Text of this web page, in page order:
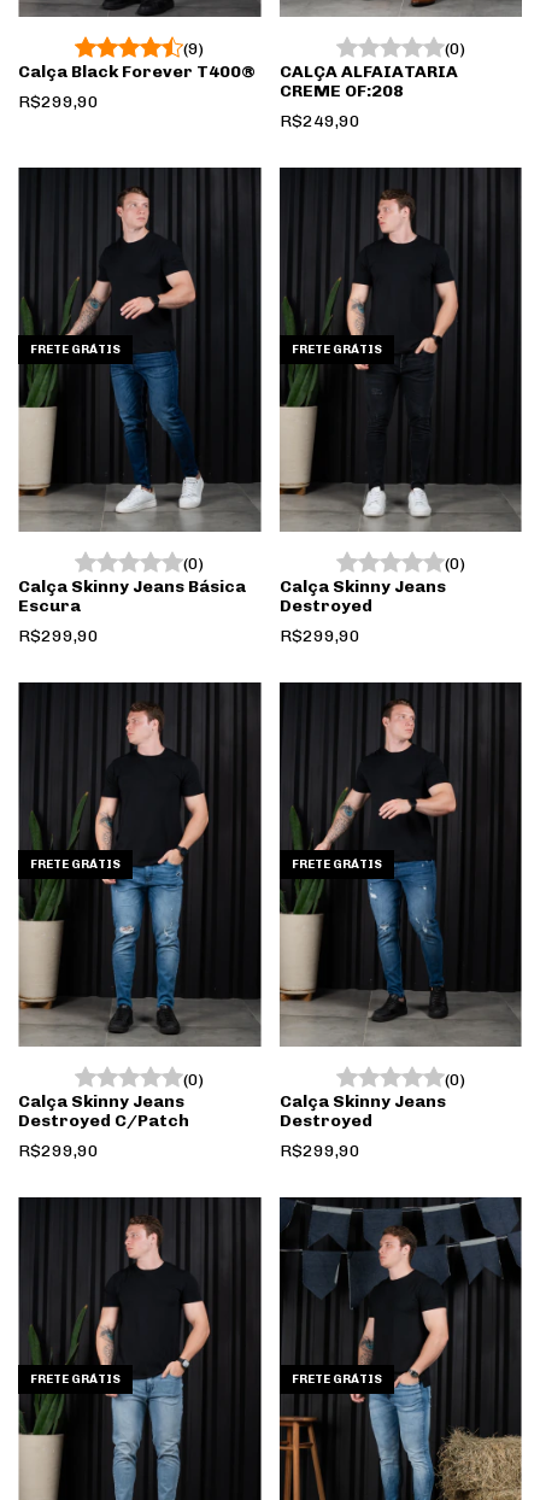
(9)
Calça Black Forever T400®️
R$299,90
(0)
CALÇA ALFAIATARIA
CREME OF:208
R$249,90
FRETE GRÁTIS
(0)
Calça Skinny Jeans Básica
Escura
R$299,90
FRETE GRÁTIS
(0)
Calça Skinny Jeans
Destroyed
R$299,90
FRETE GRÁTIS
(0)
Calça Skinny Jeans
Destroyed C/Patch
R$299,90
FRETE GRÁTIS
(0)
Calça Skinny Jeans
Destroyed
R$299,90
FRETE GRÁTIS FRETE GRÁTIS